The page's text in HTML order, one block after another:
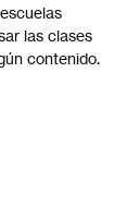
las clases
contenido.